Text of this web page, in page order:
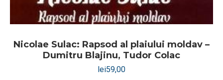
Nicolae Sulac: Rapsod al plaiului moldav –
Dumitru Blajinu, Tudor Colac
lei59,00